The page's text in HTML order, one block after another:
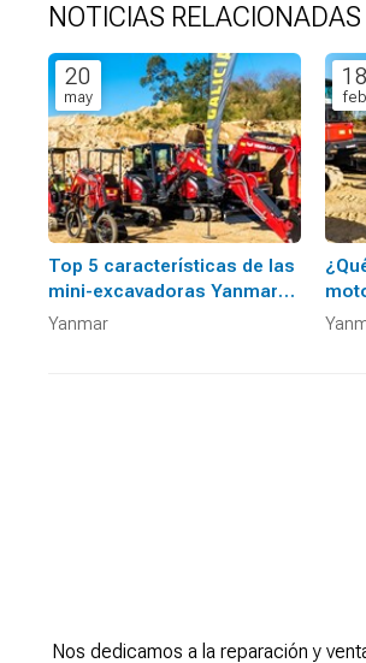
NOTICIAS RELACIONADAS
20
may
Top 5 características de las
mini-excavadoras Yanmar
que aumentarán su
Yanmar
18
feb
Nos dedicamos a la reparación y